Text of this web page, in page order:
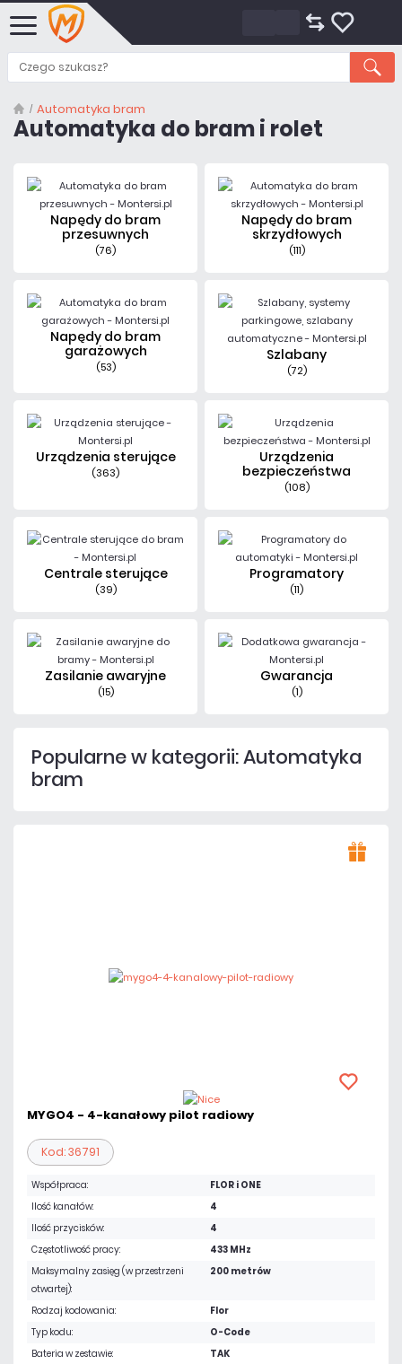
Automatyka bram
Automatyka do bram i rolet
Napędy do bram
przesuwnych
(76)
Napędy do bram
skrzydłowych
(111)
Napędy do bram
garażowych
(53)
Szlabany
(72)
Urządzenia sterujące
(363)
Urządzenia
bezpieczeństwa
(108)
Centrale sterujące
(39)
Programatory
(11)
Zasilanie awaryjne
(15)
Gwarancja
(1)
Popularne w kategorii: Automatyka
bram
MYGO4 - 4-kanałowy pilot radiowy
Kod: 36791
Współpraca:
FLOR i ONE
Ilość kanałów:
4
Ilość przycisków:
4
Częstotliwość pracy:
433 MHz
Maksymalny zasięg (w przestrzeni
otwartej):
200 metrów
Rodzaj kodowania:
Flor
Typ kodu:
O-Code
Bateria w zestawie:
TAK